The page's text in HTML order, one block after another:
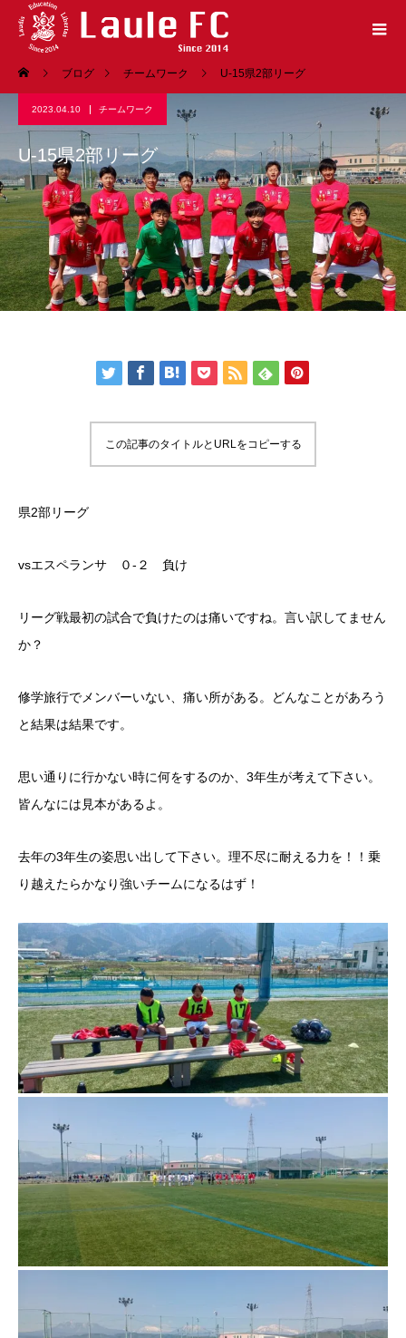
ブログ チームワーク U-15県2部リーグ
2023.04.10 チームワーク
U-15県2部リーグ
この記事のタイトルとURLをコピーする
県2部リーグ
vsエスペランサ ０-２ 負け
リーグ戦最初の試合で負けたのは痛いですね。言い訳してません
か？
修学旅行でメンバーいない、痛い所がある。どんなことがあろう
と結果は結果です。
思い通りに行かない時に何をするのか、3年生が考えて下さい。
皆んなには見本があるよ。
去年の3年生の姿思い出して下さい。理不尽に耐える力を！！乗
り越えたらかなり強いチームになるはず！